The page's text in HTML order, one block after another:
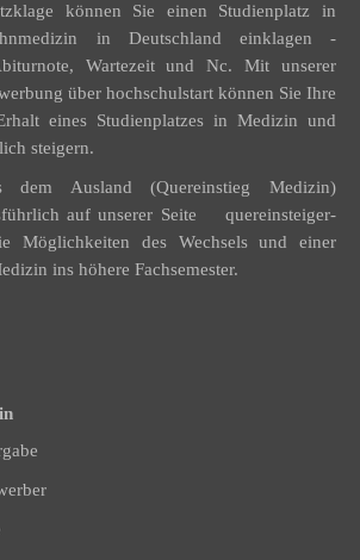
können Sie einen Studienplatz in
in Deutschland einklagen -
Wartezeit und Nc. Mit unserer
über hochschulstart können Sie Ihre
eines Studienplatzes in Medizin und
steigern.
dem Ausland (Quereinstieg Medizin)
auf unserer Seite
quereinsteiger-
Möglichkeiten des Wechsels und einer
ins höhere Fachsemester.